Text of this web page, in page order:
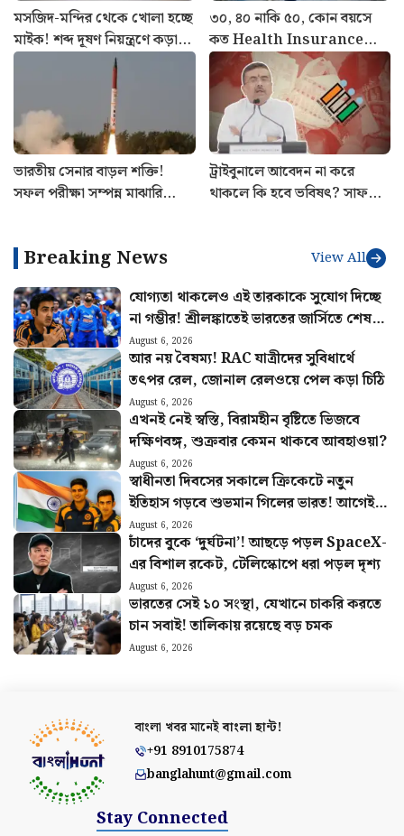
মসজিদ-মন্দির থেকে খোলা হচ্ছে
মাইক! শব্দ দূষণ নিয়ন্ত্রণে কড়া
ব্যবস্থা রাজ্য সরকারের
৩০, ৪০ নাকি ৫০, কোন বয়সে
কত Health Insurance
কভারেজ দরকার? জানালেন
বিশেষজ্ঞরা
ভারতীয় সেনার বাড়ল শক্তি!
সফল পরীক্ষা সম্পন্ন মাঝারি
ট্রাইবুনালে আবেদন না করে
থাকলে কি হবে ভবিষৎ? সাফ
Breaking News View All
যোগ্যতা থাকলেও এই তারকাকে সুযোগ দিচ্ছে
না গম্ভীর! শ্রীলঙ্কাতেই ভারতের জার্সিতে শেষ
ম্যাচ খেলবেন এই ক্রিকেটার?
August 6, 2026
আর নয় বৈষম্য! RAC যাত্রীদের সুবিধার্থে
তৎপর রেল, জোনাল রেলওয়ে পেল কড়া চিঠি
August 6, 2026
এখনই নেই স্বস্তি, বিরামহীন বৃষ্টিতে ভিজবে
দক্ষিণবঙ্গ, শুক্রবার কেমন থাকবে আবহাওয়া?
August 6, 2026
স্বাধীনতা দিবসের সকালে ক্রিকেটে নতুন
ইতিহাস গড়বে শুভমান গিলের ভারত! আগেই
হুঙ্কার ছাড়লেন গম্ভীর
August 6, 2026
চাঁদের বুকে ‘দুর্ঘটনা’! আছড়ে পড়ল SpaceX-
এর বিশাল রকেট, টেলিস্কোপে ধরা পড়ল দৃশ্য
August 6, 2026
ভারতের সেই ১০ সংস্থা, যেখানে চাকরি করতে
চান সবাই! তালিকায় রয়েছে বড় চমক
August 6, 2026
বাংলা খবর মানেইবাংলা হান্ট!
+91 8910175874
banglahunt@gmail.com
Stay Connected